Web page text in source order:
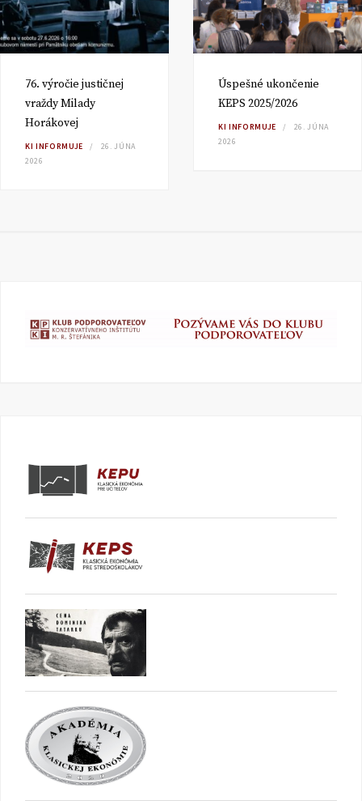
76. výročie justičnej
vraždy Milady
Horákovej
KI INFORMUJE
26. JÚNA
2026
Úspešné ukončenie
KEPS 2025/2026
KI INFORMUJE
26. JÚNA
2026